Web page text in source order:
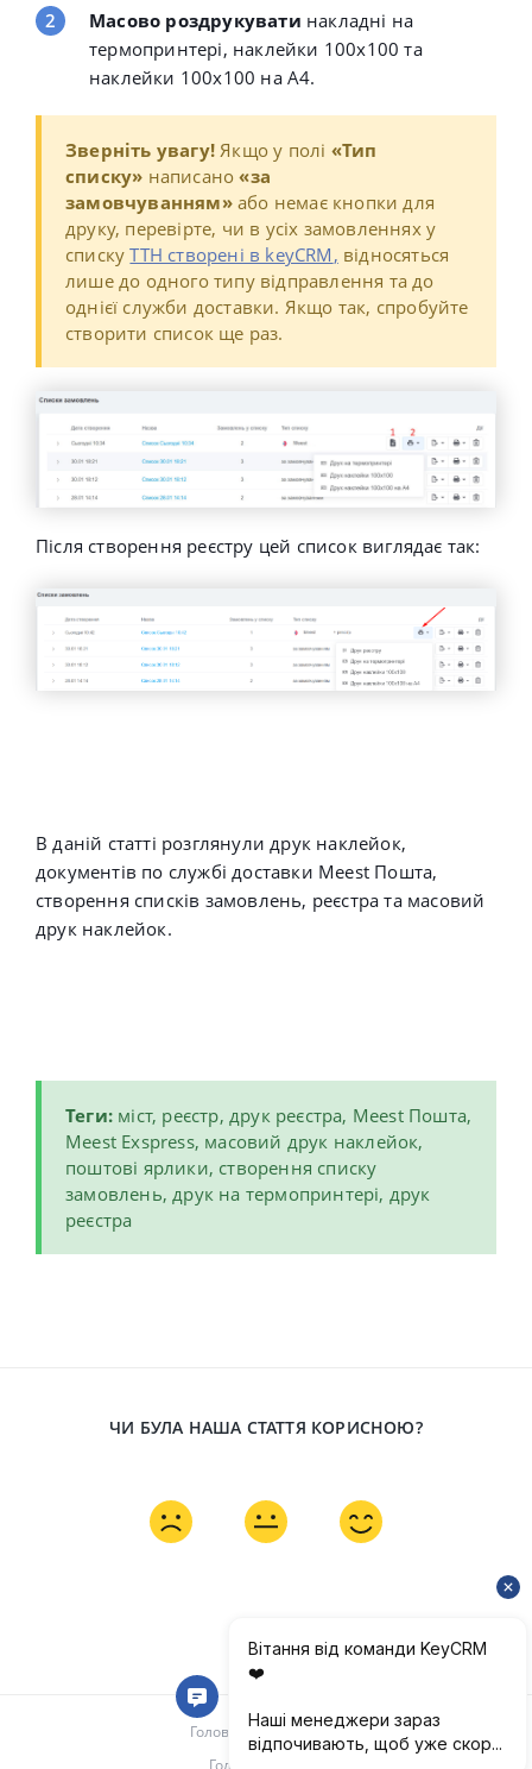
Масово роздрукувати накладні на
термопринтері, наклейки 100x100 та
наклейки 100x100 на А4.
Зверніть увагу! Якщо у полі «Тип
списку» написано«за
замовчуванням»або немає кнопки для
друку, перевірте, чи в усіх замовленнях у
спискуТТН створені в keyCRM , відносяться
лише до одного типу відправлення та до
однієї служби доставки. Якщо так, спробуйте
створити список ще раз.
Після створення реєстру цей список виглядає так:
В даній статті розглянули друк наклейок,
документів по службі доставки Meest Пошта,
створення списків замовлень, реєстра та масовий
друк наклейок.
Теги: міст, реєстр, друк реєстра, Meest Пошта,
Meest Exspress, масовий друк наклейок,
поштові ярлики, створення списку
замовлень, друк на термопринтері, друк
реєстра
ЧИ БУЛА НАША СТАТТЯ КОРИСНОЮ?
Головна документації
Головна keyCRM